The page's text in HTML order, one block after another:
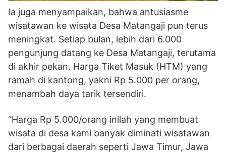
Ia juga menyampaikan, bahwa antusiasme
wisatawan ke wisata Desa Matangaji pun terus
meningkat. Setiap bulan, lebih dari 6.000
pengunjung datang ke Desa Matangaji, terutama
di akhir pekan. Harga Tiket Masuk (HTM) yang
ramah di kantong, yakni Rp 5.000 per orang,
menambah daya tarik tersendiri.
“Harga Rp 5.000/orang inilah yang membuat
wisata di desa kami banyak diminati wisatawan
dari berbagai daerah seperti Jawa Timur, Jawa